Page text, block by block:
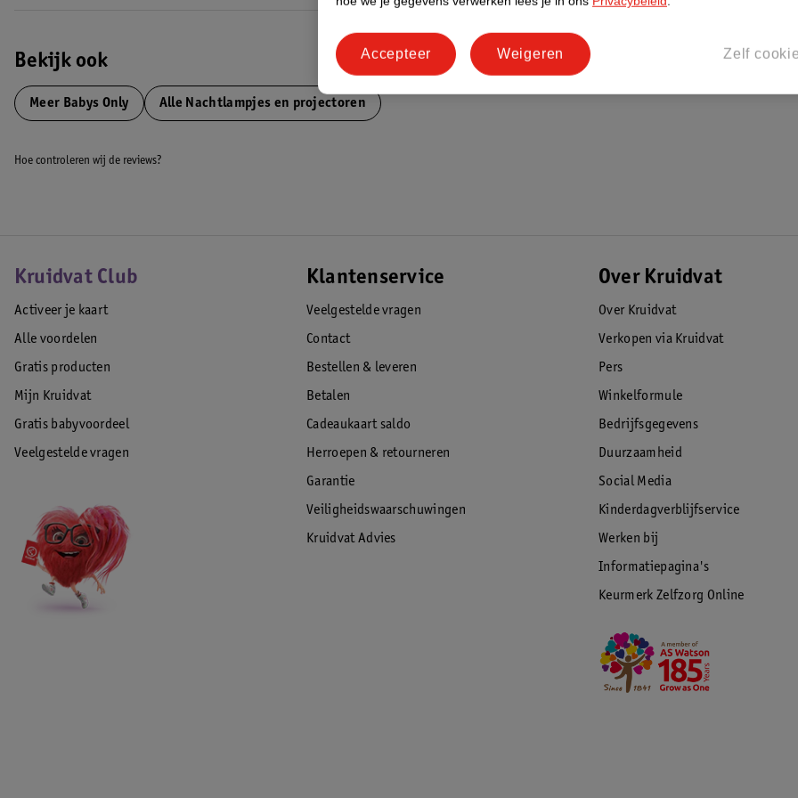
Bekijk ook
Meer Babys Only Alle Nachtlampjes en projectoren
Hoe controleren wij de reviews?
Kruidvat Club
Activeer je kaart
Alle voordelen
Gratis producten
Mijn Kruidvat
Gratis babyvoordeel
Veelgestelde vragen
Klantenservice
Veelgestelde vragen
Contact
Bestellen & leveren
Betalen
Cadeaukaart saldo
Herroepen & retourneren
Garantie
Veiligheidswaarschuwingen
Kruidvat Advies
Over Kruidvat
Over Kruidvat
Verkopen via Kruidvat
Pers
Winkelformule
Bedrijfsgegevens
Duurzaamheid
Social Media
Kinderdagverblijfservice
Werken bij
Informatiepagina's
Keurmerk Zelfzorg Online
Zelf
Weigeren
Accepteer